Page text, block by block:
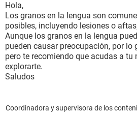
Hola,
Los granos en la lengua son
posibles, incluyendo lesiones o
Aunque los granos en la lengua
pueden causar preocupación, por lo
pero te recomiendo que acudas a tu
explorarte.
Saludos
Coordinadora y supervisora de los